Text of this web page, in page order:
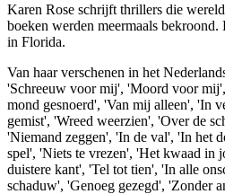
Karen Rose schrijft thrillers die
boeken werden meermaals
in Florida.
Van haar verschenen in het
'Schreeuw voor mij', 'Moord voor
mond gesnoerd', 'Van mij alleen', 'In
gemist', 'Wreed weerzien', 'Over de
'Niemand zeggen', 'In de val', 'In het
spel', 'Niets te vrezen', 'Het kwaad in
duistere kant', 'Tel tot tien', 'In alle
schaduw', 'Genoeg gezegd', 'Zonder